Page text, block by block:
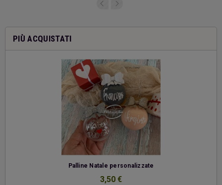
PIÙ ACQUISTATI
Palline Natale personalizzate
3,50 €